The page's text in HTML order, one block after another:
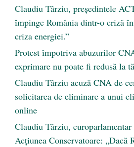
Claudiu Târziu, președintele
împinge România dintr-o criză
criza energiei.”
Protest împotriva abuzurilor
exprimare nu poate fi redusă la
Claudiu Târziu acuză CNA de
solicitarea de eliminare a unui
online
Claudiu Târziu, europarlamentar
Acțiunea Conservatoare: „Dacă